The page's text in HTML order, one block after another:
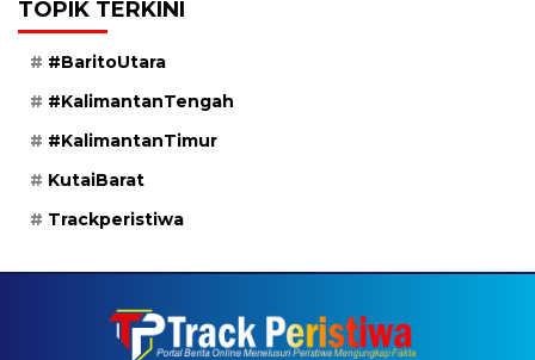
TOPIK TERKINI
#BaritoUtara
#KalimantanTengah
#KalimantanTimur
KutaiBarat
Trackperistiwa